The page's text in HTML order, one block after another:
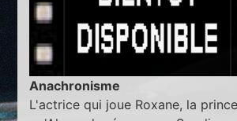
Anachronisme
L'actrice qui joue Roxane, la